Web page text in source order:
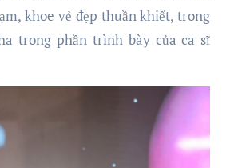
khoe vẻ đẹp thuần khiết, trong
trong phần trình bày của ca sĩ